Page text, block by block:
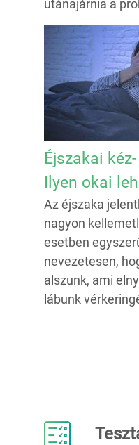
utánajárnia a
Éjszakai
Ilyen okai
Az éjszaka
nagyon
esetben
nevezetesen,
alszunk, ami
lábunk